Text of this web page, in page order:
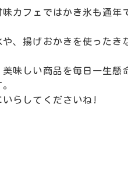
カフェではかき氷も通年
、揚げおかきを使ったき
味しい商品を毎日一生懸
いらしてくださいね!